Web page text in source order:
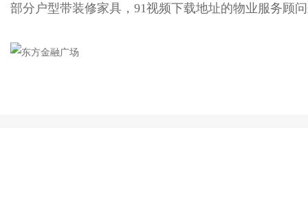
部分户型带装修家具，91视频下载地址的物业服务顾问